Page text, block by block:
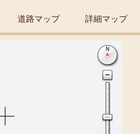
道路マップ 詳細マップ